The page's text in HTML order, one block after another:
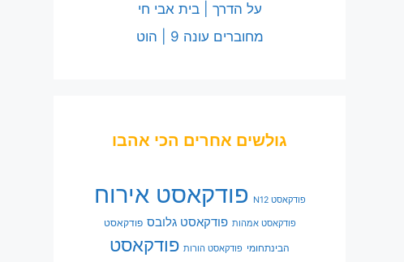
על הדרך | בית אבי חי
מחוברים עונה 9 | הוט
גולשים אחרים הכי אהבו
פודקאסט N12 פודקאסט אירוח
פודקאסט אמהות פודקאסט גלובס פודקאסט
הבינתחומי פודקאסט הורות פודקאסט